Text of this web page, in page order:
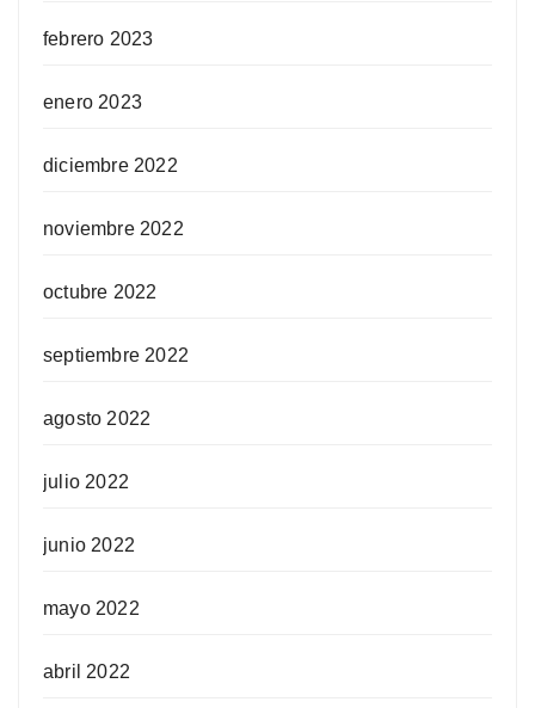
febrero 2023
enero 2023
diciembre 2022
noviembre 2022
octubre 2022
septiembre 2022
agosto 2022
julio 2022
junio 2022
mayo 2022
abril 2022